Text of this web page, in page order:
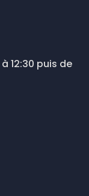
12:30 puis de